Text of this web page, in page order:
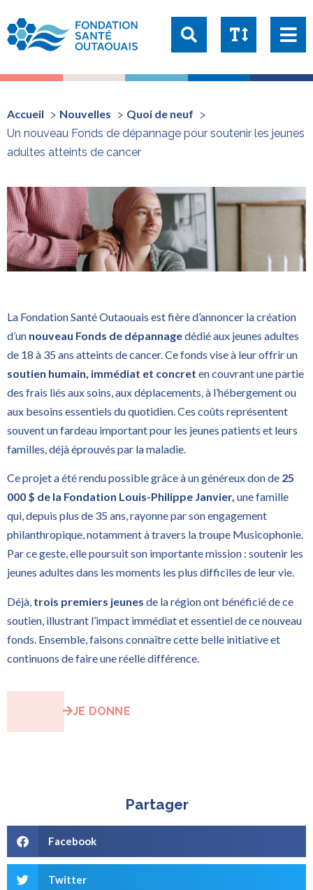
Taille du texte:
1x 1.25x
2x
Accueil Nouvelles
Quoi de neuf
Un nouveau Fonds de dépannage pour soutenir les jeunes
adultes atteints de cancer
La Fondation Santé Outaouais est fière d’annoncer la création
d’un nouveau Fonds de dépannagedédié aux jeunes adultes
de 18 à 35 ans atteints de cancer. Ce fonds vise à leur offrir un
soutien humain, immédiat et concret en couvrant une partie
des frais liés aux soins, aux déplacements, à l’hébergement ou
aux besoins essentiels du quotidien. Ces coûts représentent
souvent un fardeau important pour les jeunes patients et leurs
familles, déjà éprouvés par la maladie.
Ce projet a été rendu possible grâce à un généreux don de 25
000 $ de la Fondation Louis-Philippe Janvier, une famille
qui, depuis plus de 35 ans, rayonne par son engagement
philanthropique, notamment à travers la troupe Musicophonie.
Par ce geste, elle poursuit son importante mission : soutenir les
jeunes adultes dans les moments les plus difficiles de leur vie.
Déjà, trois premiers jeunes de la région ont bénéficié de ce
soutien, illustrant l’impact immédiat et essentiel de ce nouveau
fonds. Ensemble, faisons connaître cette belle initiative et
continuons de faire une réelle différence.
JE DONNE
Partager
Facebook
Twitter